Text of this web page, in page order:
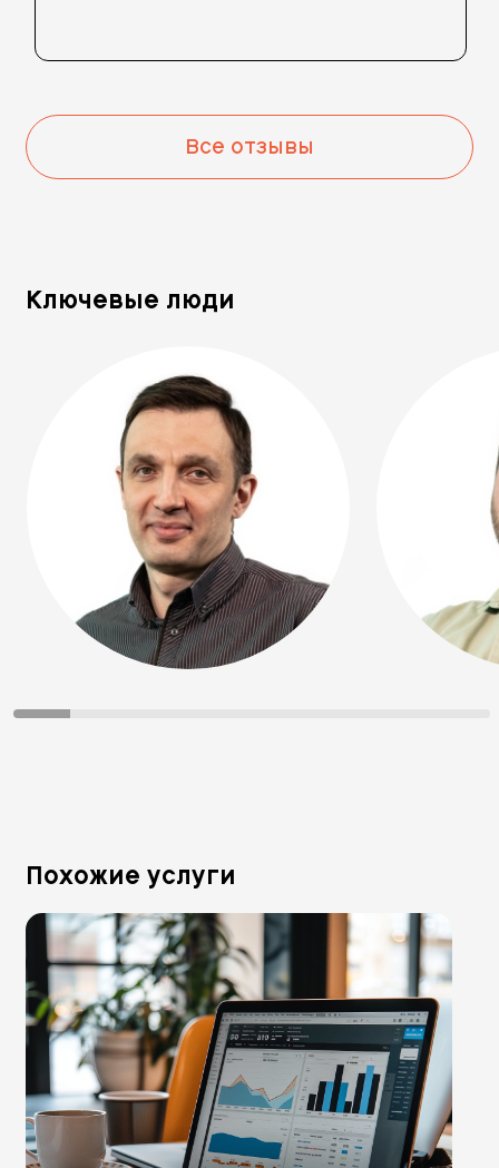
Все отзывы
Ключевые люди
Похожие услуги